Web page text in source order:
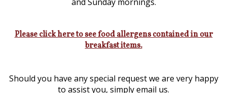
Please click here to see food allergens contained in our
breakfast items.
Should you have any special request we are very happy
to assist you, simply email us.